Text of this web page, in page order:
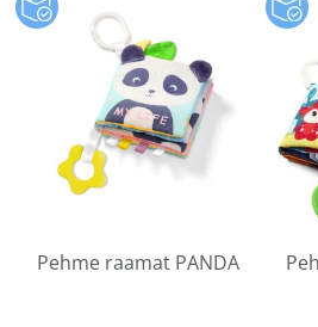
Pehme raamat PANDA